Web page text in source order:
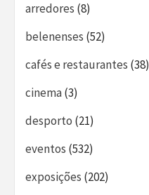
arredores (8)
belenenses (52)
cafés e restaurantes (38)
cinema(3)
desporto (21)
eventos (532)
exposições (202)